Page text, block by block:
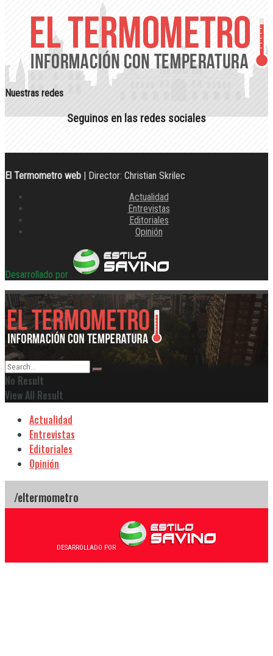
Nuestras redes
Seguinos en las redes sociales
El Termometro web | Director: Christian Skrilec
Actualidad
Entrevistas
Editoriales
Opinión
Desarrollado por
No Result
View All Result
Actualidad
Entrevistas
Editoriales
Opinión
DESARROLLADO POR